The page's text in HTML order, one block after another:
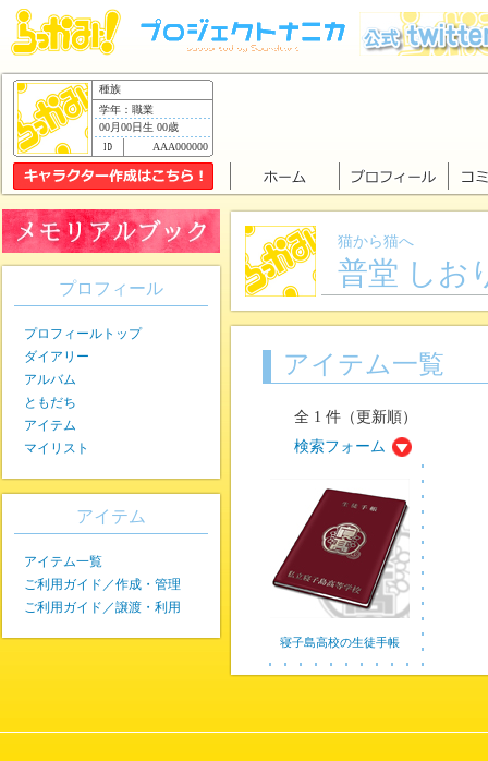
種族
学年：職業
00月00日生 00歳
AAA000000
猫から猫へ
普堂 しお
アイテム一覧
全 1 件（更新順）
検索フォーム
寝子島高校の生徒手帳
プロフィール
プロフィールトップ
ダイアリー
アルバム
ともだち
アイテム
マイリスト
アイテム
アイテム一覧
ご利用ガイド／作成・管理
ご利用ガイド／譲渡・利用